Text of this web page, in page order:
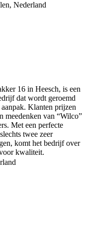
Nederland
16 in Heesch, is een
dat wordt geroemd
Klanten prijzen
meedenken van “Wilco”
Met een perfecte
twee zeer
komt het bedrijf over
kwaliteit.